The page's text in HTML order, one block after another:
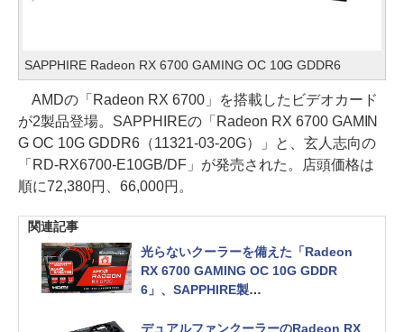
SAPPHIRE Radeon RX 6700 GAMING OC 10G GDDR6
AMDの「Radeon RX 6700」を搭載したビデオカード
が2製品登場。SAPPHIREの「Radeon RX 6700 GAMIN
G OC 10G GDDR6（11321-03-20G）」と、玄人志向の
「RD-RX6700-E10GB/DF」が発売された。店頭価格は
順に72,380円、66,000円。
関連記事
光らないクーラーを備えた「Radeon
RX 6700 GAMING OC 10G GDDR
6」、SAPPHIRE製
デュアルファンクーラーのRadeon RX